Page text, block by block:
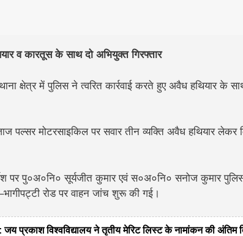
व कारतूस के साथ दो अभियुक्त गिरफ्तार
क्षेत्र में पुलिस ने त्वरित कार्रवाई करते हुए अवैध हथियार के
पल्सर मोटरसाइकिल पर सवार तीन व्यक्ति अवैध हथियार लेकर
पर पु०अ०नि० सूर्यजीत कुमार एवं स०अ०नि० सनोज कुमार
रोड पर वाहन जांच शुरू की गई।
विश्वविद्यालय ने तृतीय मेरिट लिस्ट के नामांकन की अंतिम